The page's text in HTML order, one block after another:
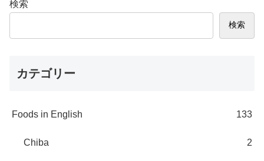
検索
検索
カテゴリー
Foods in English 133
Chiba 2